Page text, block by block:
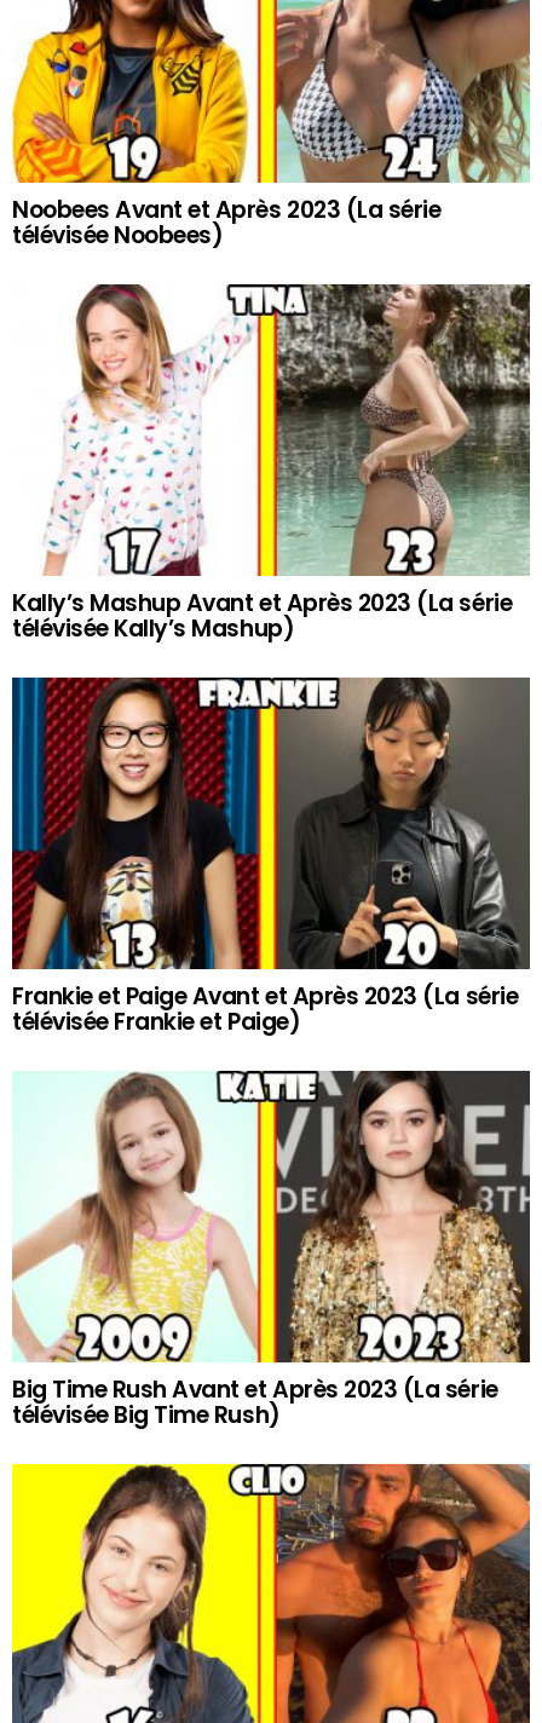
Noobees Avant et Après 2023 (La série
télévisée Noobees)
Kally’s Mashup Avant et Après 2023 (La série
télévisée Kally’s Mashup)
Frankie et Paige Avant et Après 2023 (La série
télévisée Frankie et Paige)
Big Time Rush Avant et Après 2023 (La série
télévisée Big Time Rush)